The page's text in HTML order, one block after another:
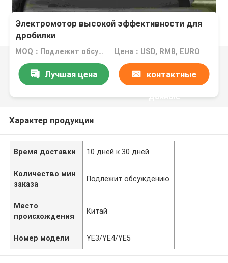
Электромотор высокой эффективности для
дробилки
MOQ：Подлежит обсуждению Цена：USD, RMB, EURO
Лучшая цена контактные
данные
Характер продукции
Время доставки 10 дней к 30 дней
Количество мин
заказа
Подлежит обсуждению
Место
происхождения
Китай
Номер модели YE3/YE4/YE5